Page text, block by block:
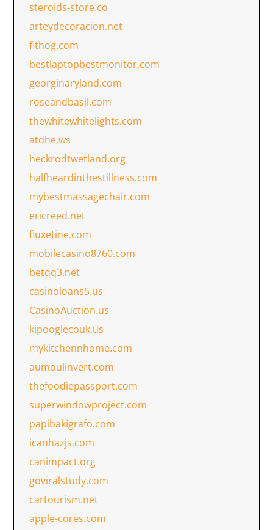
steroids-store.co
arteydecoracion.net
fithog.com
bestlaptopbestmonitor.com
georginaryland.com
roseandbasil.com
thewhitewhitelights.com
atdhe.ws
heckrodtwetland.org
halfheardinthestillness.com
mybestmassagechair.com
ericreed.net
fluxetine.com
mobilecasino8760.com
betqq3.net
casinoloans5.us
CasinoAuction.us
kipooglecouk.us
mykitchennhome.com
aumoulinvert.com
thefoodiepassport.com
superwindowproject.com
papibakigrafo.com
icanhazjs.com
canimpact.org
goviralstudy.com
cartourism.net
apple-cores.com